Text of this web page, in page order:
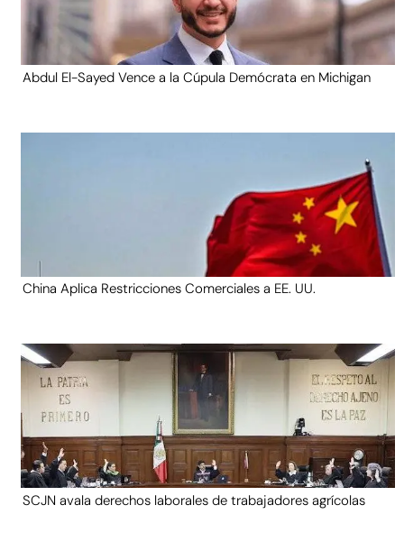
Abdul El-Sayed Vence a la Cúpula Demócrata en Michigan
China Aplica Restricciones Comerciales a EE. UU.
SCJN avala derechos laborales de trabajadores agrícolas